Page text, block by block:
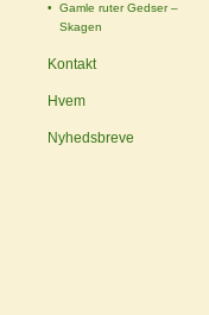
Gamle ruter Gedser –
Skagen
Kontakt
Hvem
Nyhedsbreve